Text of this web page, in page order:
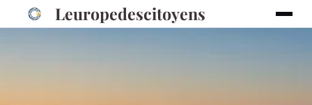
Leuropedescitoyens